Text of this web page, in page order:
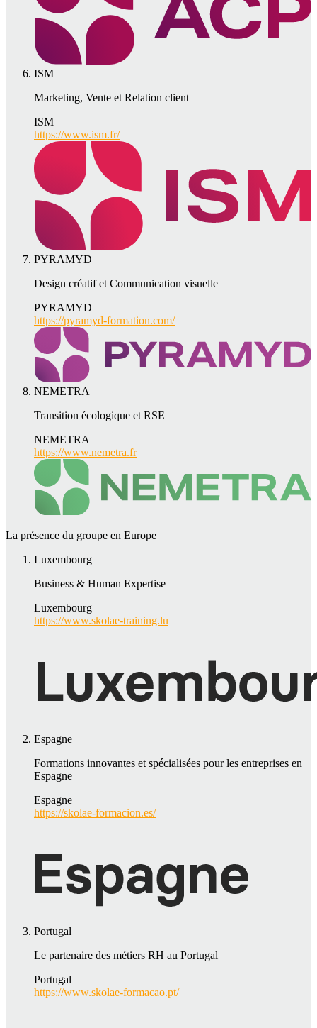
ISM
Marketing, Vente et Relation client
ISM
https://www.ism.fr/
PYRAMYD
Design créatif et Communication visuelle
PYRAMYD
https://pyramyd-formation.com/
NEMETRA
Transition écologique et RSE
NEMETRA
https://www.nemetra.fr
La présence du groupe en Europe
Luxembourg
Business & Human Expertise
Luxembourg
https://www.skolae-training.lu
Espagne
Formations innovantes et spécialisées pour les entreprises en
Espagne
Espagne
https://skolae-formacion.es/
Portugal
Le partenaire des métiers RH au Portugal
Portugal
https://www.skolae-formacao.pt/